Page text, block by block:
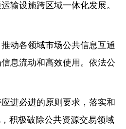
输设施跨区域一体化发展。
动各领域市场公共信息互通
息流动和高效使用。依法公
进必进的原则要求，落实和
积极破除公共资源交易领域